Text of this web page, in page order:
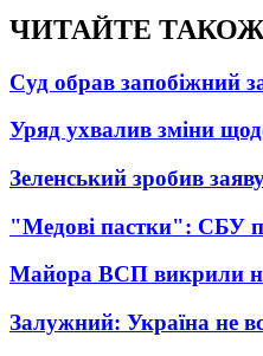
ЧИТАЙТЕ ТАКОЖ
Суд обрав запобіжний
Уряд ухвалив зміни
Зеленський зробив
"Медові пастки": СБУ
Майора ВСП викрили
Залужний: Україна не